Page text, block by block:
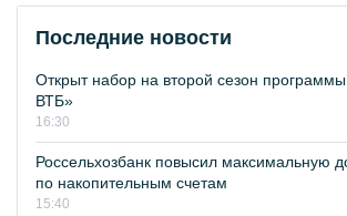
Последние новости
Открыт набор на второй сезон
ВТБ»
16:30
Россельхозбанк повысил максимальную
по накопительным счетам
15:40